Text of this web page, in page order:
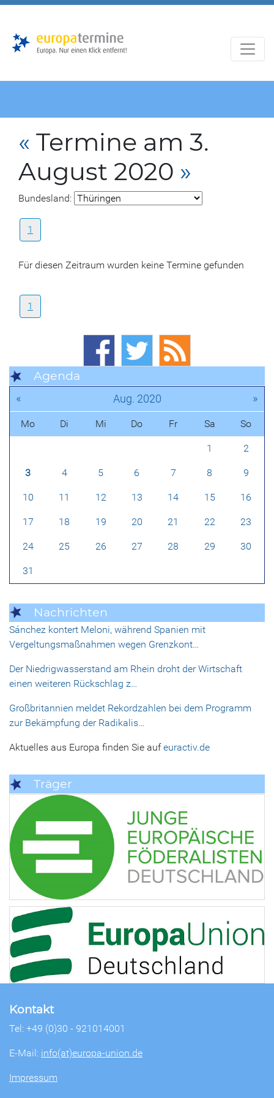
« Termine am 3.
August 2020 »
Bundesland:
1
Für diesen Zeitraum wurden keine Termine gefunden
1
Agenda
« Aug. 2020 »
Mo Di Mi Do Fr Sa So
1 2
3 4 5 6 7 8 9
10 11 12 13 14 15 16
17 18 19 20 21 22 23
24 25 26 27 28 29 30
31
Nachrichten
Sánchez kontert Meloni, während Spanien mit
Vergeltungsmaßnahmen wegen Grenzkont…
Der Niedrigwasserstand am Rhein droht der Wirtschaft
einen weiteren Rückschlag z…
Großbritannien meldet Rekordzahlen bei dem Programm
zur Bekämpfung der Radikalis…
Aktuelles aus Europa finden Sie aufeuractiv.de
Träger
Kontakt
Tel: +49 (0)30 - 921014001
E-Mail: info(at)europa-union.de
Impressum